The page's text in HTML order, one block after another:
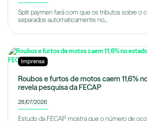
Split paymen fará com que os tributos sobre o
separados automaticamente no...
Imprensa
Roubos e furtos de motos caem 11,6%
revela pesquisa da FECAP
28/07/2026
Estudo da FECAP mostra que o número de